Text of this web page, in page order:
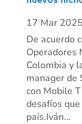
17 Mar 2025
De acuerdo
Operadores
Colombia y
manager de
con Mobile
desafíos
país.Iván...